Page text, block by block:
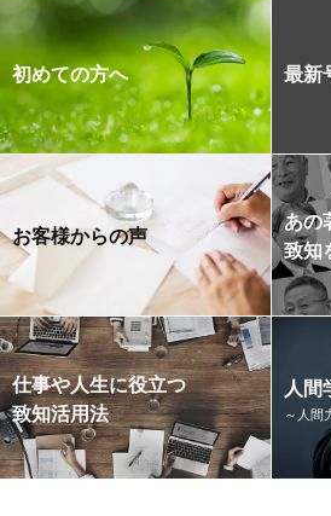
初めての方へ 最新
お客様からの声
あの
致知
仕事や人生に役立つ
致知活用法
人間
～人間